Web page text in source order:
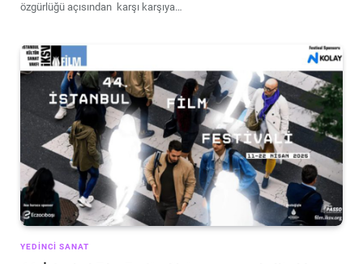
özgürlüğü açısından karşı karşıya…
YEDINCI SANAT